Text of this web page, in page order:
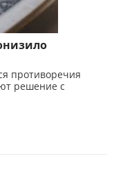
противоречия
решение с